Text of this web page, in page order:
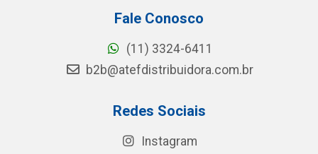
Fale Conosco
(11) 3324-6411
b2b@atefdistribuidora.com.br
Redes Sociais
Instagram